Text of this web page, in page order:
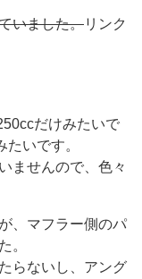
いました。リンク
だけみたいで
いです。
ませんので、色々
、マフラー側のパ
。
らないし、アング